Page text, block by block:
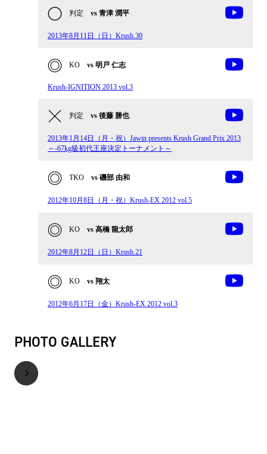
判定 vs 青津 潤平
2013年8月11日（日）Krush.30
KO vs 明戸 仁志
Krush-IGNITION 2013 vol.3
判定 vs 後藤 勝也
2013年1月14日（月・祝）Jawin presents Krush Grand Prix 2013
～-67kg級初代王座決定トーナメント～
TKO vs 磯部 由和
2012年10月8日（月・祝）Krush-EX 2012 vol.5
KO vs 高橋 龍太郎
2012年8月12日（日）Krush.21
KO vs 翔太
2012年6月17日（金）Krush-EX 2012 vol.3
PHOTO GALLERY